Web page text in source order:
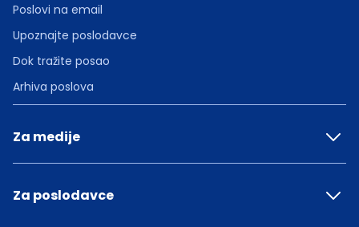
Poslovi na email
Upoznajte poslodavce
Dok tražite posao
Arhiva poslova
Za medije
Za poslodavce